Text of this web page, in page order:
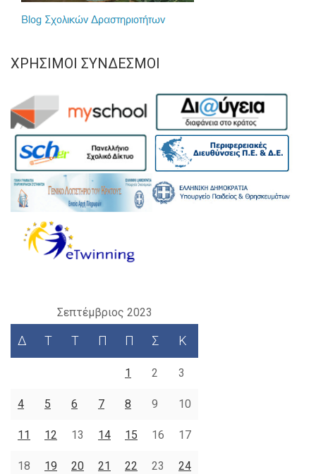
ΧΡΉΣΙΜΟΙ ΣΎΝΔΕΣΜΟΙ
Σεπτέμβριος 2023
Δ Τ Τ Π Π Σ Κ
1 2 3
4 5 6 7 8 9 10
11 12 13 14 15 16 17
18 19 20 21 22 23 24